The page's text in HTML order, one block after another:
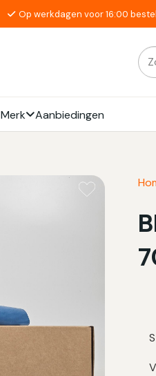
Op werkdagen voor 16:00
Merk Aanbiedingen